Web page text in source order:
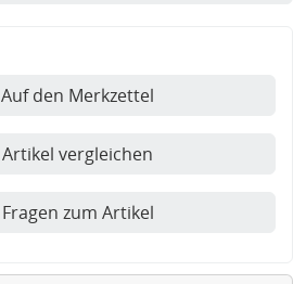
Auf den Merkzettel
Artikel vergleichen
Fragen zum Artikel